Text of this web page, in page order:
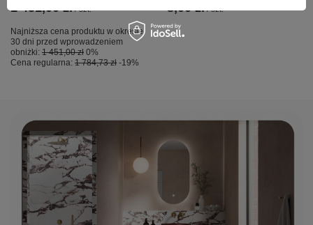
1 451,00 zł / szt.
Najniższa cena produktu w okresie
30 dni przed wprowadzeniem
obniżki: 1 451,00 zł 0%
Cena regularna: 1 784,73 zł -19%
8,00 zł / szt.